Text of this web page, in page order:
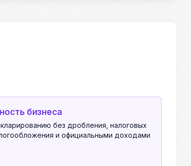
бизнеса
без дробления, налоговых
и официальными доходами